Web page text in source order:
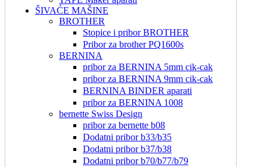
ŠIVAĆE MAŠINE
BROTHER
Stopice i pribor BROTHER
Pribor za brother PQ1600s
BERNINA
pribor za BERNINA 5mm cik-cak
pribor za BERNINA 9mm cik-cak
BERNINA BINDER aparati
pribor za BERNINA 1008
bernette Swiss Design
pribor za bernette b08
Dodatni pribor b33/b35
Dodatni pribor b37/b38
Dodatni pribor b70/b77/b79